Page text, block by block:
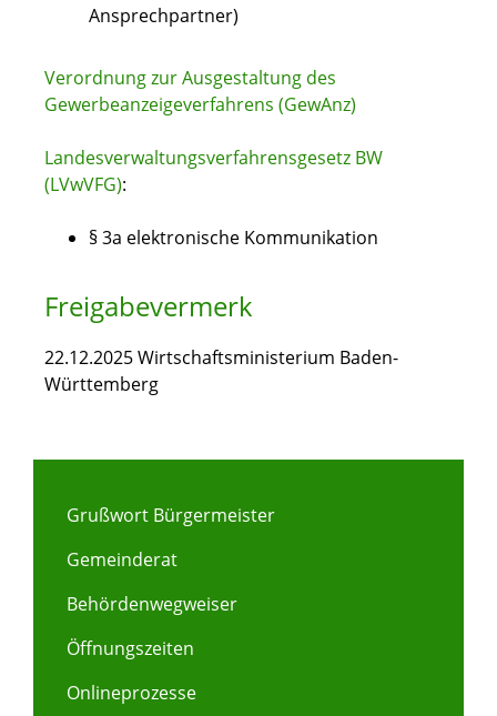
Ansprechpartner)
Verordnung zur Ausgestaltung des
Gewerbeanzeigeverfahrens (GewAnz)
Landesverwaltungsverfahrensgesetz BW
(LVwVFG):
§ 3a elektronische Kommunikation
Freigabevermerk
22.12.2025 Wirtschaftsministerium Baden-
Württemberg
Grußwort Bürgermeister
Gemeinderat
Behördenwegweiser
Öffnungszeiten
Onlineprozesse